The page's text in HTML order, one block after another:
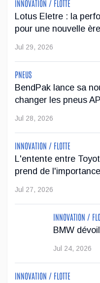
Le régulateur Super
maintenant
L'impressionnante
disponible sur 19 véhicules
...
Jeep veut
Europe
Après avoir été contrainte
sur le marché européen
INNOVATION / FLOTTE
Lotus Eletre : la
pour une nouvelle ère
Jul 29, 2026
PNEUS
BendPak lance sa
changer les pneus
Jul 28, 2026
INNOVATION / FLOTTE
L'entente entre
prend de l'importance
Jul 27, 2026
INNOVATION /
BMW
Jul 24, 2026
INNOVATION / FLOTTE